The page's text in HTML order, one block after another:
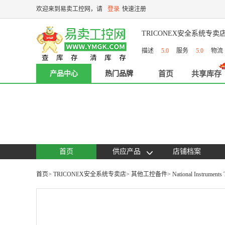
欢迎来到易卖工控网，请 登录 快速注册
TRICONEX安全系统专卖
描述 5.0 服务 5.0 物
产品中心 热门品牌 首页 共享库存
首页 供应产品 店铺档案
首页> TRICONEX安全系统专卖店> 其他工控备件> National Instruments